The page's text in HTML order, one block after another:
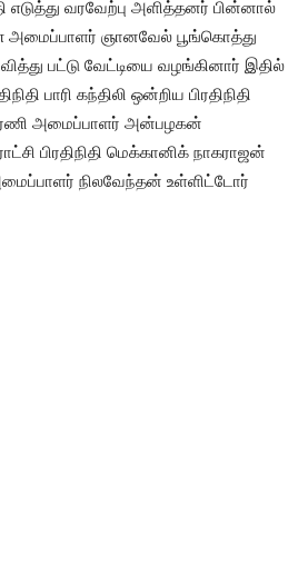
எடுத்து வரவேற்பு அளித்தனர் பின்னால்
அமைப்பாளர் ஞானவேல் பூங்கொத்து
பட்டு வேட்டியை வழங்கினார் இதில்
பாரி கந்திலி ஒன்றிய பிரதிநிதி
அமைப்பாளர் அன்பழகன்
பிரதிநிதி மெக்கானிக் நாகராஜன்
நிலவேந்தன் உள்ளிட்டோர்